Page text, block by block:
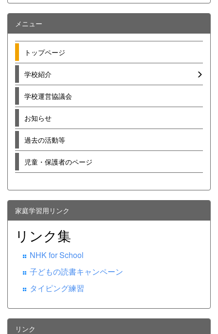
メニュー
トップページ
学校紹介
学校運営協議会
お知らせ
過去の活動等
児童・保護者のページ
家庭学習用リンク
リンク集
NHK for School
子どもの読書キャンペーン
タイピング練習
リンク